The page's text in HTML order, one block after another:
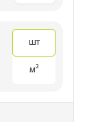
шт
м²